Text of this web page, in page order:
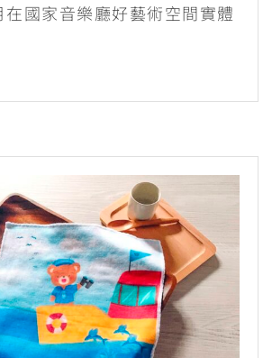
國家音樂廳好藝術空間實體